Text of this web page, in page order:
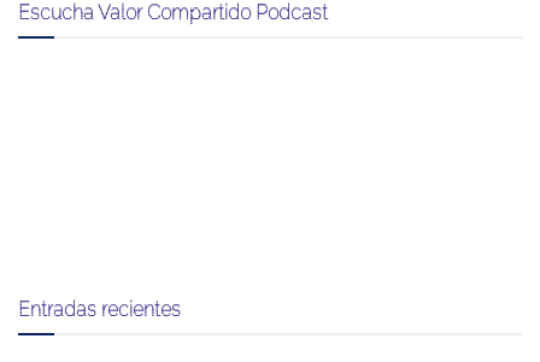
Escucha Valor Compartido Podcast
Entradas recientes